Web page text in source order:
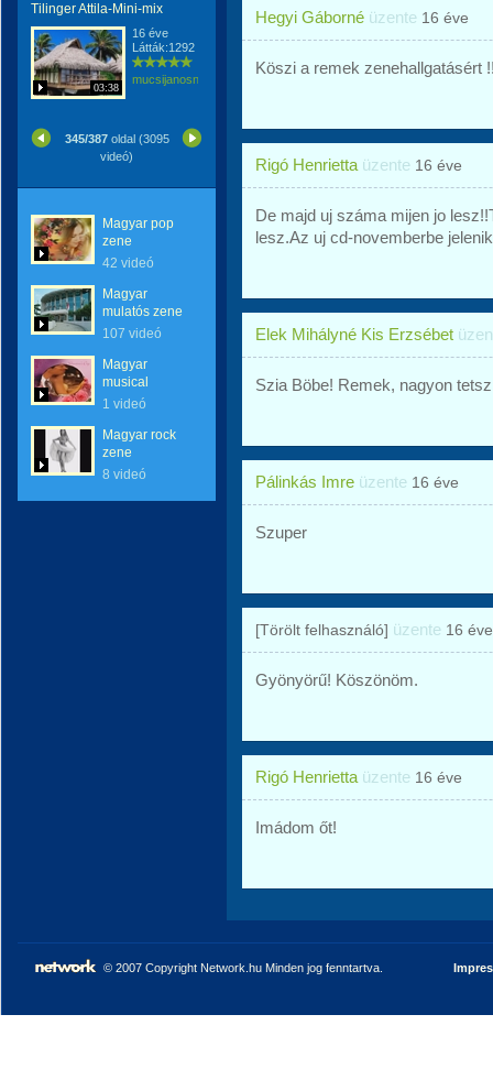
Tilinger Attila-Mini-mix
03:38
16 éve
Látták:1292
mucsijanosne
345/387oldal (3095
videó)
Magyar pop
zene
42 videó
Magyar
mulatós zene
107 videó
Magyar
musical
1 videó
Magyar rock
zene
8 videó
Hegyi Gáborné üzente 16 éve
Köszi a remek zenehallgatásért
Rigó Henrietta üzente 16 éve
De majd uj száma mijen jo
lesz.Az uj cd-novemberbe
Elek Mihályné Kis Erzsébet
Szia Böbe! Remek, nagyon
Pálinkás Imre üzente 16 éve
Szuper
[Törölt felhasználó] üzente 16 éve
Gyönyörű! Köszönöm.
Rigó Henrietta üzente 16 éve
Imádom őt!
© 2007 Copyright Network.hu Minden jog fenntartva.